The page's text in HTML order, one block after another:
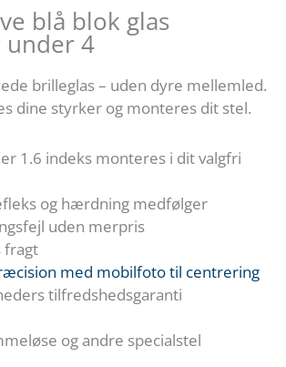
blå blok glas
4
brilleglas – uden dyre mellemled.
dine styrker og monteres dit stel.
1.6 indeks monteres i dit valgfri
og hærdning medfølger
uden merpris
fragt
med mobilfoto til centrering
tilfredshedsgaranti
og andre specialstel